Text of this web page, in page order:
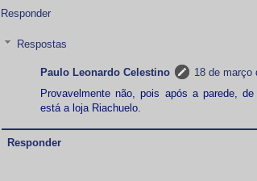
Responder
Respostas
Paulo Leonardo Celestino
18 de março
Provavelmente não, pois após a parede,
está a loja Riachuelo.
Responder